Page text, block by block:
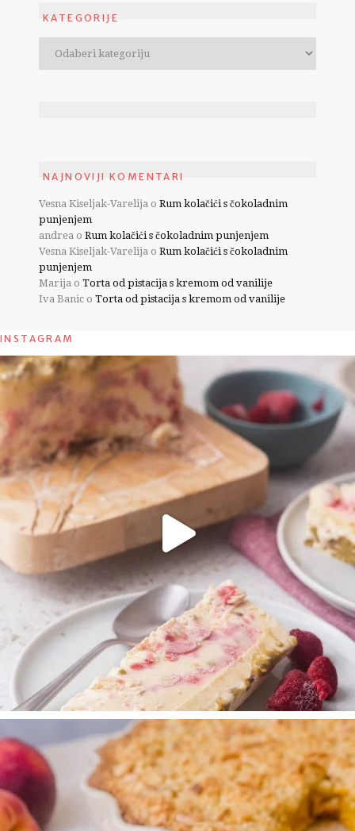
KATEGORIJE
NAJNOVIJI KOMENTARI
Vesna Kiseljak-Varelija o Rum kolačići s čokoladnim
punjenjem
andrea o Rum kolačići s čokoladnim punjenjem
Vesna Kiseljak-Varelija o Rum kolačići s čokoladnim
punjenjem
Marija o Torta od pistacija s kremom od vanilije
Iva Banic o Torta od pistacija s kremom od vanilije
INSTAGRAM